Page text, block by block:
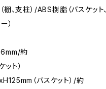
、支柱）/ABS樹脂（バスケット、
）
約
ト）
（バスケット）/約